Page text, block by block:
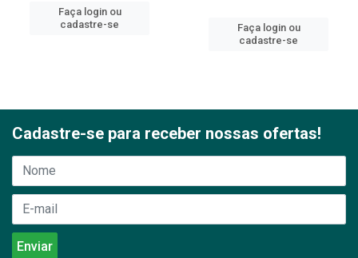
Faça login ou
cadastre-se
Faça login ou
cadastre-se
Cadastre-se para receber nossas ofertas!